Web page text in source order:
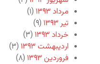
مرداد ۱۳۹۳
(۱)
تیر ۱۳۹۳
(۹)
خرداد ۱۳۹۳
(۳)
اردیبهشت ۱۳۹۳
(۳)
فروردین ۱۳۹۳
(۸)